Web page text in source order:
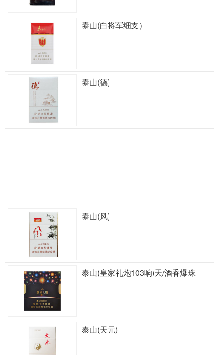
泰山(白将军细支）
泰山(德)
泰山(风)
泰山(皇家礼炮103响)天/酒香爆珠
泰山(天元)